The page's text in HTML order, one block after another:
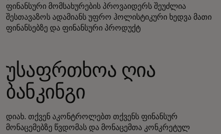
ფინანსური მომსახურების პროვაიდერს შეუძლია
შესთავაზოს ადამიანს უფრო ჰოლისტიკური ხედვა მათი
ფინანსებზე და ფინანსური პროდუქტ
უსაფრთხოა ღია
ბანკინგი
დიახ. თქვენ აკონტროლებთ თქვენს ფინანსურ
მონაცემებზე წვდომას და მონაცემთა კონკრეტულ